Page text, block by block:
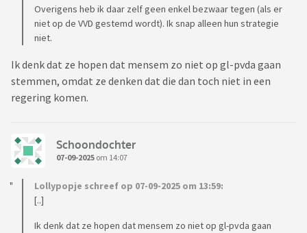
Overigens heb ik daar zelf geen enkel bezwaar tegen (als er
niet op de VVD gestemd wordt). Ik snap alleen hun strategie
niet.
Ik denk dat ze hopen dat mensem zo niet op gl-pvda gaan
stemmen, omdat ze denken dat die dan toch niet in een
regering komen.
Schoondochter
07-09-2025 om 14:07
Lollypopje schreef op 07-09-2025 om 13:59:
[..]
Ik denk dat ze hopen dat mensem zo niet op gl-pvda gaan